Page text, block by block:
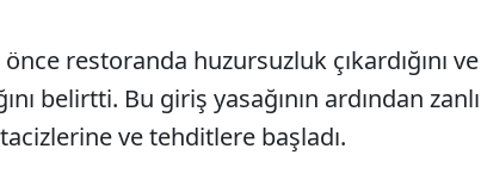
restoranda huzursuzluk çıkardığını ve
belirtti. Bu giriş yasağının ardından zanlı
ve tehditlere başladı.